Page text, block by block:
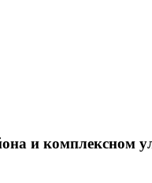
и комплексном